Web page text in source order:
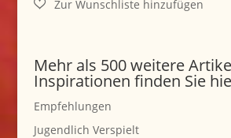
Mehr als 500 weitere
Inspirationen finden Sie
Empfehlungen
Jugendlich Verspielt